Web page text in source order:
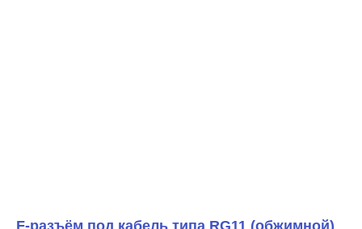
F-разъём под кабель типа RG11 (обжимной)